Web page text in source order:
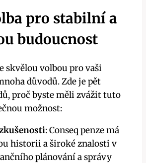
pro stabilní a
budoucnost
skvělou volbou pro vaši
důvodů. Zde je pět
proč byste měli zvážit tuto
možnost:
: Conseq penze má
historii a široké znalosti v
plánování a správy